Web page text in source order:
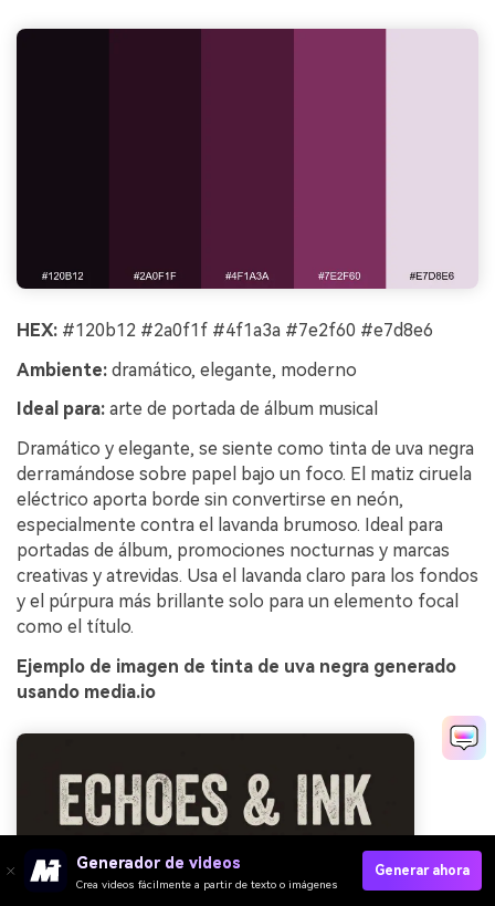
HEX: #120b12 #2a0f1f #4f1a3a #7e2f60 #e7d8e6
Ambiente: dramático, elegante, moderno
Ideal para: arte de portada de álbum musical
Dramático y elegante, se siente como tinta de uva negra
derramándose sobre papel bajo un foco. El matiz ciruela
eléctrico aporta borde sin convertirse en neón,
especialmente contra el lavanda brumoso. Ideal para
portadas de álbum, promociones nocturnas y marcas
creativas y atrevidas. Usa el lavanda claro para los fondos
y el púrpura más brillante solo para un elemento focal
como el título.
Ejemplo de imagen de tinta de uva negra generado
usando media.io
Generador de videos
Crea videos fácilmente a partir de texto o imágenes
Generar ahora